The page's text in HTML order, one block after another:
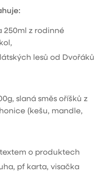
250ml z rodinné
lesů od Dvořáků
slaná směs oříšků z
(kešu, mandle,
o produktech
pf karta, visačka